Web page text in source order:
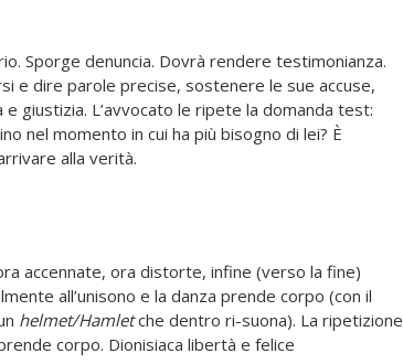
Sporge denuncia. Dovrà rendere testimonianza.
e dire parole precise, sostenere le sue accuse,
giustizia. L’avvocato le ripete la domanda test:
nel momento in cui ha più bisogno di lei? È
alla verità.
accennate, ora distorte, infine (verso la fine)
all’unisono e la danza prende corpo (con il
helmet/Hamletche dentro ri-suona). La ripetizione
corpo. Dionisiaca libertà e felice